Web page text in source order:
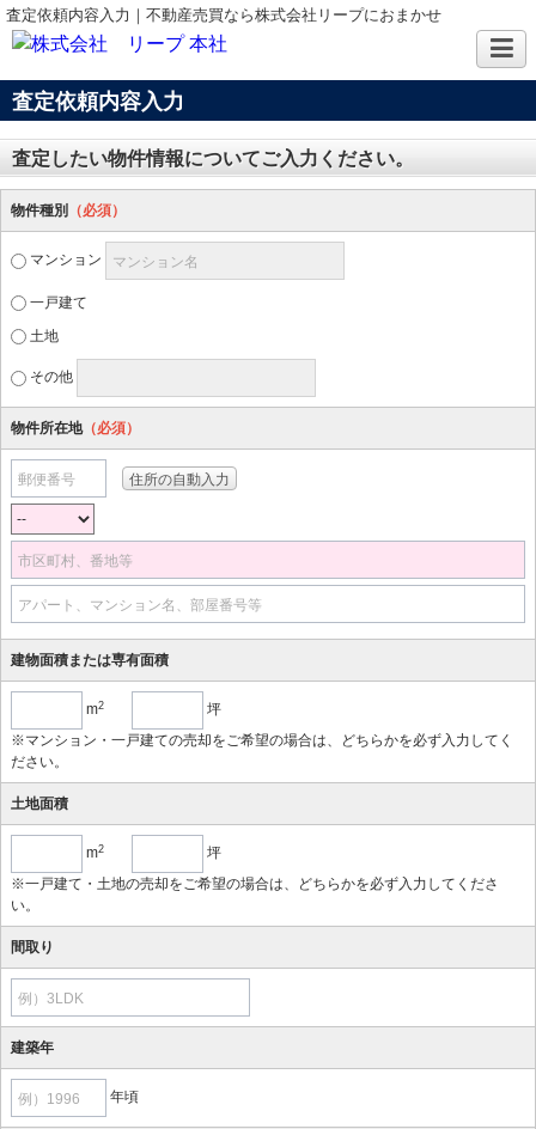
査定依頼内容入力｜不動産売買なら株式会社リープにおまかせ
査定依頼内容入力
査定したい物件情報についてご入力ください。
物件種別 （必須）
マンション マンション名
一戸建て
土地
その他
物件所在地（必須）
郵便番号
市区町村、番地等
アパート、マンション名、部屋番号等
建物面積または専有面積
m2
坪
※マンション・一戸建ての売却をご希望の場合は、どちらかを必ず入力してく
ださい。
土地面積
m2
坪
※一戸建て・土地の売却をご希望の場合は、どちらかを必ず入力してくださ
い。
間取り
例）3LDK
建築年
例）1996 年頃